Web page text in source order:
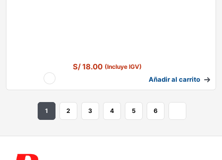
S/18.00 (Incluye IGV)
Añadir al carrito
1 2 3 4 5 6